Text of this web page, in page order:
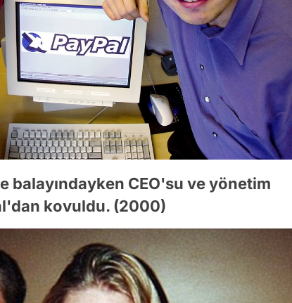
balayındayken CEO'su ve yönetim
kovuldu. (2000)